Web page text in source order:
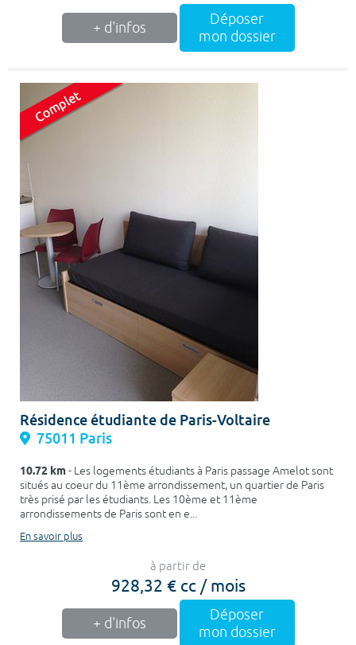
+ d'infos
Déposer
mon dossier
Résidence étudiante de Paris-Voltaire
75011 Paris
10.72 km- Les logements étudiants à Paris passage Amelot sont
situés au coeur du 11ème arrondissement, un quartier de Paris
très prisé par les étudiants. Les 10ème et 11ème
arrondissements de Paris sont en e...
En savoir plus
à partir de
928,32 € cc / mois
+ d'infos
Déposer
mon dossier